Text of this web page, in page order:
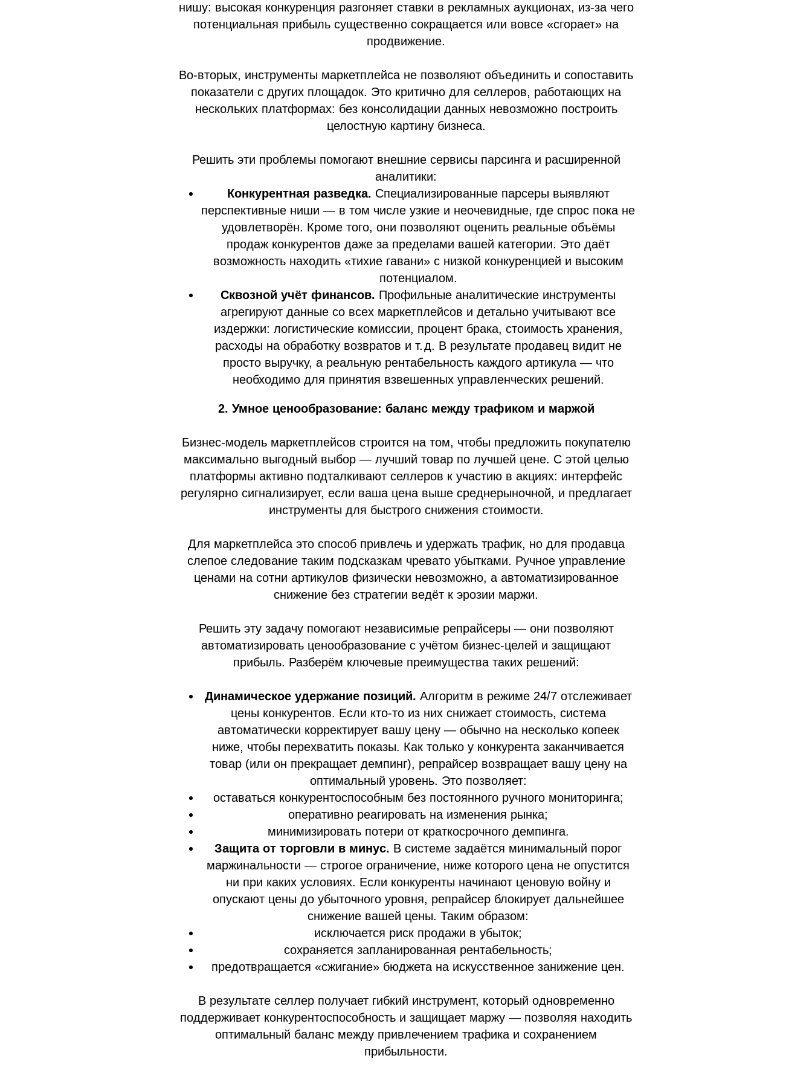
нишу: высокая конкуренция разгоняет ставки в рекламных аукционах, из‑за чего
потенциальная прибыль существенно сокращается или вовсе «сгорает» на
продвижение.
Во‑вторых, инструменты маркетплейса не позволяют объединить и сопоставить
показатели с других площадок. Это критично для селлеров, работающих на
нескольких платформах: без консолидации данных невозможно построить
целостную картину бизнеса.
Решить эти проблемы помогают внешние сервисы парсинга и расширенной
аналитики:
Конкурентная разведка. Специализированные парсеры выявляют
перспективные ниши — в том числе узкие и неочевидные, где спрос пока не
удовлетворён. Кроме того, они позволяют оценить реальные объёмы
продаж конкурентов даже за пределами вашей категории. Это даёт
возможность находить «тихие гавани» с низкой конкуренцией и высоким
потенциалом.
Сквозной учёт финансов. Профильные аналитические инструменты
агрегируют данные со всех маркетплейсов и детально учитывают все
издержки: логистические комиссии, процент брака, стоимость хранения,
расходы на обработку возвратов и т. д. В результате продавец видит не
просто выручку, а реальную рентабельность каждого артикула — что
необходимо для принятия взвешенных управленческих решений.
2. Умное ценообразование: баланс между трафиком и маржой
Бизнес‑модель маркетплейсов строится на том, чтобы предложить покупателю
максимально выгодный выбор — лучший товар по лучшей цене. С этой целью
платформы активно подталкивают селлеров к участию в акциях: интерфейс
регулярно сигнализирует, если ваша цена выше среднерыночной, и предлагает
инструменты для быстрого снижения стоимости.
Для маркетплейса это способ привлечь и удержать трафик, но для продавца
слепое следование таким подсказкам чревато убытками. Ручное управление
ценами на сотни артикулов физически невозможно, а автоматизированное
снижение без стратегии ведёт к эрозии маржи.
Решить эту задачу помогают независимые репрайсеры — они позволяют
автоматизировать ценообразование с учётом бизнес‑целей и защищают
прибыль. Разберём ключевые преимущества таких решений:
Динамическое удержание позиций. Алгоритм в режиме 24/7 отслеживает
цены конкурентов. Если кто‑то из них снижает стоимость, система
автоматически корректирует вашу цену — обычно на несколько копеек
ниже, чтобы перехватить показы. Как только у конкурента заканчивается
товар (или он прекращает демпинг), репрайсер возвращает вашу цену на
оптимальный уровень. Это позволяет:
оставаться конкурентоспособным без постоянного ручного мониторинга;
оперативно реагировать на изменения рынка;
минимизировать потери от краткосрочного демпинга.
Защита от торговли в минус. В системе задаётся минимальный порог
маржинальности — строгое ограничение, ниже которого цена не опустится
ни при каких условиях. Если конкуренты начинают ценовую войну и
опускают цены до убыточного уровня, репрайсер блокирует дальнейшее
снижение вашей цены. Таким образом:
исключается риск продажи в убыток;
сохраняется запланированная рентабельность;
предотвращается «сжигание» бюджета на искусственное занижение цен.
В результате селлер получает гибкий инструмент, который одновременно
поддерживает конкурентоспособность и защищает маржу — позволяя находить
оптимальный баланс между привлечением трафика и сохранением
прибыльности.